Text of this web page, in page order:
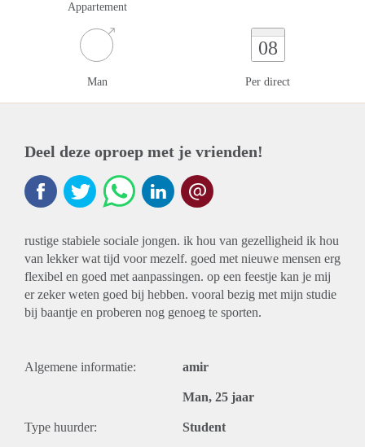
Appartement
Man
08
Per direct
Deel deze oproep met je vrienden!
rustige stabiele sociale jongen. ik hou van gezelligheid ik hou
van lekker wat tijd voor mezelf. goed met nieuwe mensen erg
flexibel en goed met aanpassingen. op een feestje kan je mij
er zeker weten goed bij hebben. vooral bezig met mijn studie
bij baantje en proberen nog genoeg te sporten.
Algemene informatie: amir
Man, 25 jaar
Type huurder: Student